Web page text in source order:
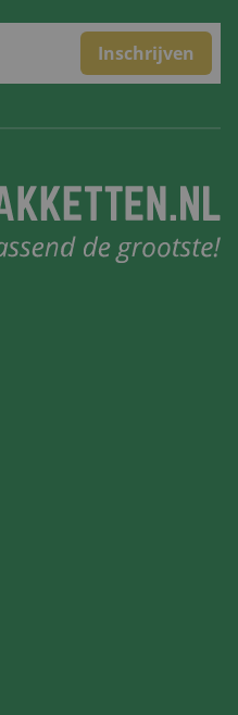
Inschrijven